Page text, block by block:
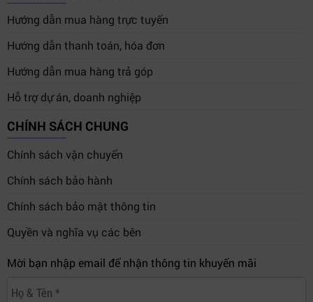
Hướng dẫn mua hàng trực tuyến
Hướng dẫn thanh toán, hóa đơn
Hướng dẫn mua hàng trả góp
Hỗ trợ dự án, doanh nghiệp
CHÍNH SÁCH CHUNG
Chính sách vận chuyển
Chính sách bảo hành
Chính sách bảo mật thông tin
Quyền và nghĩa vụ các bên
Mời bạn nhập email để nhận thông tin khuyến mãi